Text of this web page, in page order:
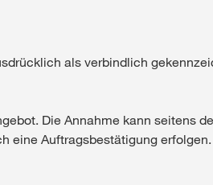
als verbindlich
Die Annahme kann seitens
eine Auftragsbestätigung